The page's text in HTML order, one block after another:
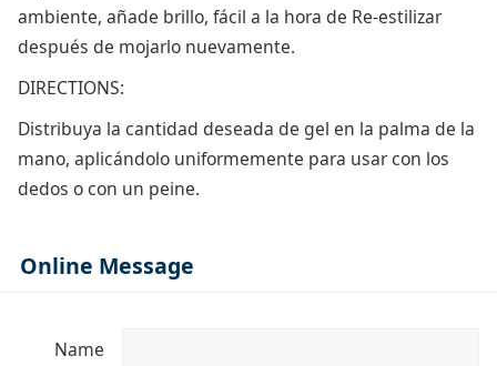
ambiente, añade brillo, fácil a la hora de Re-estilizar
después de mojarlo nuevamente.
DIRECTIONS:
Distribuya la cantidad deseada de gel en la palma de la
mano, aplicándolo uniformemente para usar con los
dedos o con un peine.
Online Message
Name